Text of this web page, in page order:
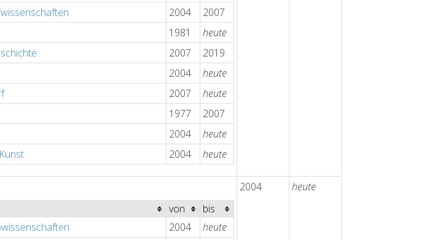
2004
2007
1981
heute
2007
2019
2004
heute
2007
heute
1977
2007
2004
heute
2004 heute
von
bis
2004
heute
2004 heute